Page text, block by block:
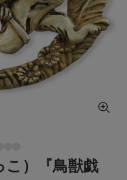
こ）『鳥獣戯